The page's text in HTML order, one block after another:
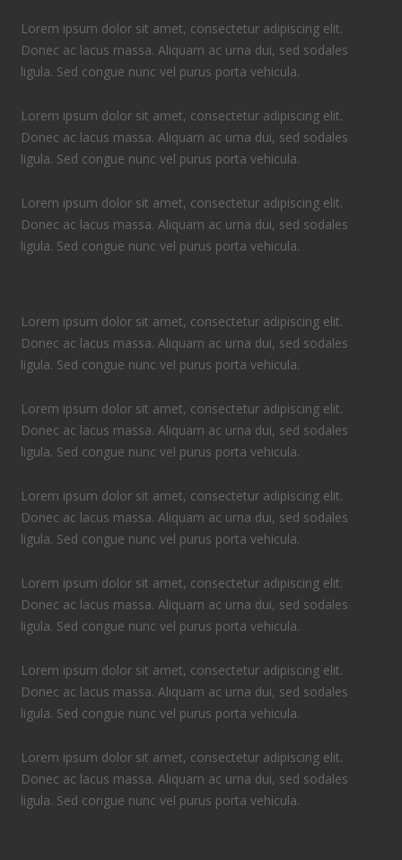
Lorem ipsum dolor sit amet, consectetur adipiscing elit.
Donec ac lacus massa. Aliquam ac urna dui, sed sodales
ligula. Sed congue nunc vel purus porta vehicula.
Lorem ipsum dolor sit amet, consectetur adipiscing elit.
Donec ac lacus massa. Aliquam ac urna dui, sed sodales
ligula. Sed congue nunc vel purus porta vehicula.
Lorem ipsum dolor sit amet, consectetur adipiscing elit.
Donec ac lacus massa. Aliquam ac urna dui, sed sodales
ligula. Sed congue nunc vel purus porta vehicula.
Lorem ipsum dolor sit amet, consectetur adipiscing elit.
Donec ac lacus massa. Aliquam ac urna dui, sed sodales
ligula. Sed congue nunc vel purus porta vehicula.
Lorem ipsum dolor sit amet, consectetur adipiscing elit.
Donec ac lacus massa. Aliquam ac urna dui, sed sodales
ligula. Sed congue nunc vel purus porta vehicula.
Lorem ipsum dolor sit amet, consectetur adipiscing elit.
Donec ac lacus massa. Aliquam ac urna dui, sed sodales
ligula. Sed congue nunc vel purus porta vehicula.
Lorem ipsum dolor sit amet, consectetur adipiscing elit.
Donec ac lacus massa. Aliquam ac urna dui, sed sodales
ligula. Sed congue nunc vel purus porta vehicula.
Lorem ipsum dolor sit amet, consectetur adipiscing elit.
Donec ac lacus massa. Aliquam ac urna dui, sed sodales
ligula. Sed congue nunc vel purus porta vehicula.
Lorem ipsum dolor sit amet, consectetur adipiscing elit.
Donec ac lacus massa. Aliquam ac urna dui, sed sodales
ligula. Sed congue nunc vel purus porta vehicula.